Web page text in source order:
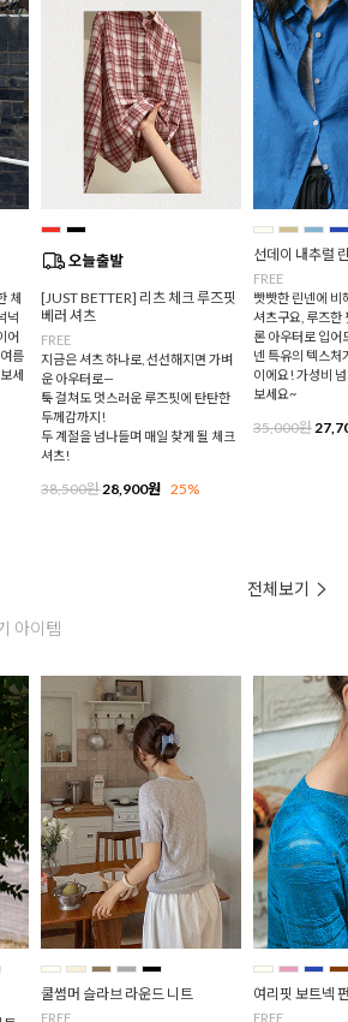
체
넉
어
름
세
[JUST BETTER] 리츠 체크 루즈핏
베러 셔츠
FREE
지금은 셔츠 하나로, 선선해지면 가벼
운 아우터로—
툭 걸쳐도 멋스러운 루즈핏에 탄탄한
두께감까지!
두 계절을 넘나들며 매일 찾게 될 체크
셔츠!
38,500원28,900원 25%
선데이 내추럴
FREE
빳빳한 린넨에 비
셔츠구요, 루즈한
론 아우터로 입어
넨 특유의 텍스처
이에요! 가성비
보세요~
35,000원
아이템
전체보기
쿨썸머 슬라브 라운드 니트
FREE
여리핏 보트넥
FREE